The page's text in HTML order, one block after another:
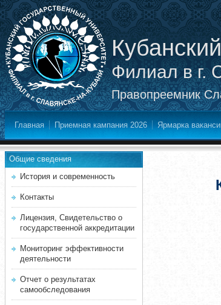
Филиал в г.
Правопреемник
Главная Приемная кампания 2026 Ярмарка
Общие сведения
История и современность
Контакты
Лицензия, Свидетельство о
государственной аккредитации
Мониторинг эффективности
деятельности
Отчет о результатах
самообследования